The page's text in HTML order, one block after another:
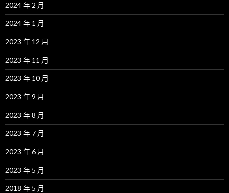
2024 年 2 月
2024 年 1 月
2023 年 12 月
2023 年 11 月
2023 年 10 月
2023 年 9 月
2023 年 8 月
2023 年 7 月
2023 年 6 月
2023 年 5 月
2018 年 5 月